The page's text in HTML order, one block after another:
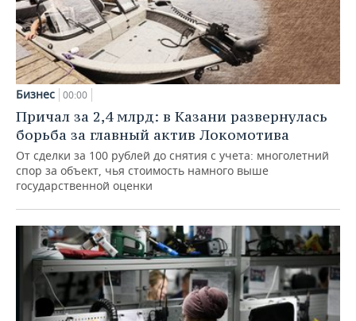
Бизнес 00:00
Причал за 2,4 млрд: в Казани развернулась
борьба за главный актив Локомотива
От сделки за 100 рублей до снятия с учета: многолетний
спор за объект, чья стоимость намного выше
государственной оценки